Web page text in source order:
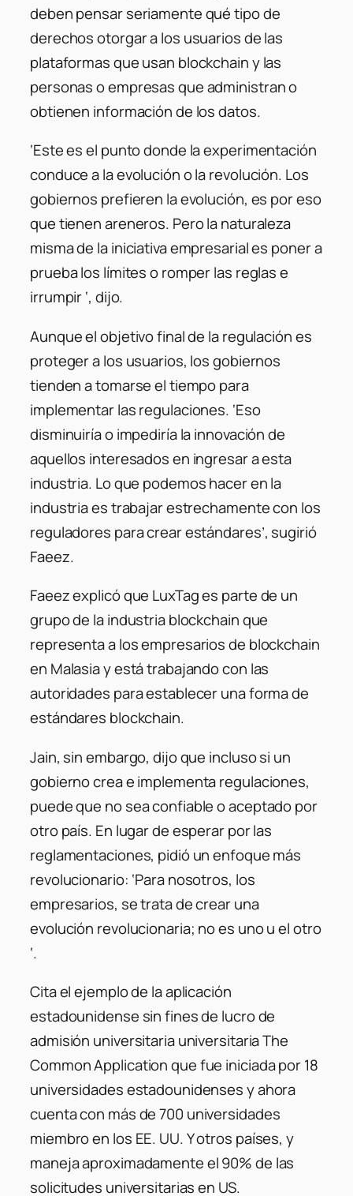
deben pensar seriamente qué tipo de
derechos otorgar a los usuarios de las
plataformas que usan blockchain y las
personas o empresas que administran o
obtienen información de los datos.
‘Este es el punto donde la experimentación
conduce a la evolución o la revolución. Los
gobiernos prefieren la evolución, es por eso
que tienen areneros. Pero la naturaleza
misma de la iniciativa empresarial es poner a
prueba los límites o romper las reglas e
irrumpir‘, dijo.
Aunque el objetivo final de la regulación es
proteger a los usuarios, los gobiernos
tienden a tomarse el tiempo para
implementar las regulaciones. ‘Eso
disminuiría o impediría la innovación de
aquellos interesados ​​en ingresar a esta
industria. Lo que podemos hacer en la
industria es trabajar estrechamente con los
reguladores para crear estándares’, sugirió
Faeez.
Faeez explicó que LuxTag es parte de un
grupo de la industria blockchain que
representa a los empresarios de blockchain
en Malasia y está trabajando con las
autoridades para establecer una forma de
estándares blockchain.
Jain, sin embargo, dijo que incluso si un
gobierno crea e implementa regulaciones,
puede que no sea confiable o aceptado por
otro país. En lugar de esperar por las
reglamentaciones, pidió un enfoque más
revolucionario: ‘Para nosotros, los
empresarios, se trata de crear una
evolución revolucionaria; no es uno u el otro
‘.
Cita el ejemplo de la aplicación
estadounidense sin fines de lucro de
admisión universitaria universitaria The
Common Application que fue iniciada por 18
universidades estadounidenses y ahora
cuenta con más de 700 universidades
miembro en los EE. UU. Y otros países, y
maneja aproximadamente el 90% de las
solicitudes universitarias en US.